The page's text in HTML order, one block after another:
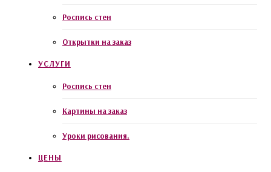
Роспись стен
Открытки на заказ
УСЛУГИ
Роспись стен
Картины на заказ
Уроки рисования.
ЦЕНЫ